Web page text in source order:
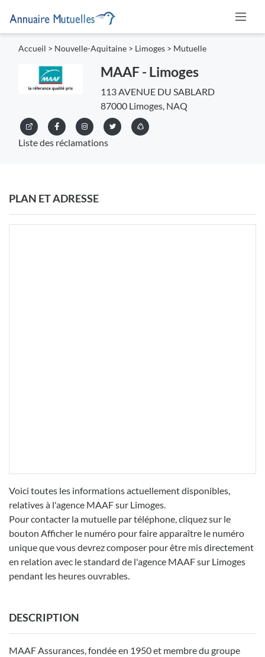
Accueil > Nouvelle-Aquitaine > Limoges > Mutuelle
MAAF - Limoges
113 AVENUE DU SABLARD
87000 Limoges, NAQ
Liste des réclamations
PLAN ET ADRESSE
Voici toutes les informations actuellement disponibles,
relatives à l'agence MAAF sur Limoges.
Pour contacter la mutuelle par téléphone, cliquez sur le
bouton Afficher le numéro pour faire apparaître le numéro
unique que vous devrez composer pour être mis directement
en relation avec le standard de l'agence MAAF sur Limoges
pendant les heures ouvrables.
DESCRIPTION
MAAF Assurances, fondée en 1950 et membre du groupe